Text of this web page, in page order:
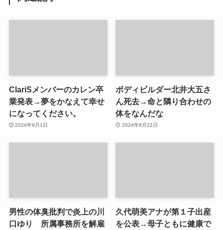
ClariSメンバーのカレン卒
業発表→夢をかなえて幸せ
になってください。
2024年9月1日
ボディビルダー北井大五さ
ん死去→命と隣り合わせの
体をなんだな
2024年8月21日
男性の体臭批判で炎上の川
口ゆり 所属事務所を解雇
久代萌美アナが第１子出産
を公表→母子ともに健康で